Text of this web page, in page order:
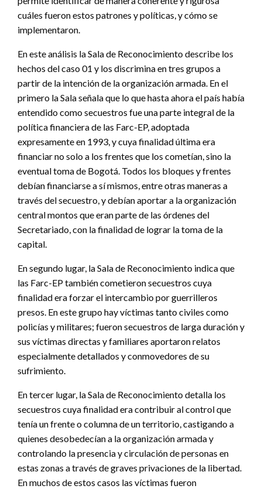
cuáles fueron estos patrones y políticas, y cómo se
implementaron.
En este análisis la Sala de Reconocimiento describe los
hechos del caso 01 y los discrimina en tres grupos a
partir de la intención de la organización armada. En el
primero la Sala señala que lo que hasta ahora el país había
entendido como secuestros fue una parte integral de la
política financiera de las Farc-EP, adoptada
expresamente en 1993, y cuya finalidad última era
financiar no solo a los frentes que los cometían, sino la
eventual toma de Bogotá. Todos los bloques y frentes
debían financiarse a sí mismos, entre otras maneras a
través del secuestro, y debían aportar a la organización
central montos que eran parte de las órdenes del
Secretariado, con la finalidad de lograr la toma de la
capital.
En segundo lugar, la Sala de Reconocimiento indica que
las Farc-EP también cometieron secuestros cuya
finalidad era forzar el intercambio por guerrilleros
presos. En este grupo hay víctimas tanto civiles como
policías y militares; fueron secuestros de larga duración y
sus víctimas directas y familiares aportaron relatos
especialmente detallados y conmovedores de su
sufrimiento.
En tercer lugar, la Sala de Reconocimiento detalla los
secuestros cuya finalidad era contribuir al control que
tenía un frente o columna de un territorio, castigando a
quienes desobedecían a la organización armada y
controlando la presencia y circulación de personas en
estas zonas a través de graves privaciones de la libertad.
En muchos de estos casos las víctimas fueron